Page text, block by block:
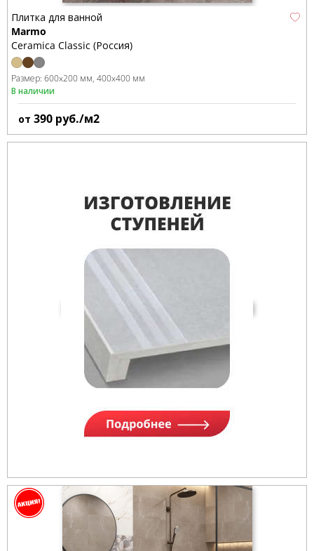
Плитка для ванной
Marmo
Ceramica Classic (Россия)
Размер: 600x200 мм 400x400 мм
В наличии
от 390 руб./м2